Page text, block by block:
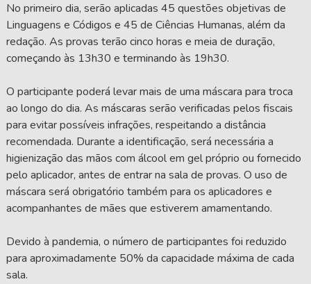
No primeiro dia, serão aplicadas 45 questões objetivas de
Linguagens e Códigos e 45 de Ciências Humanas, além da
redação. As provas terão cinco horas e meia de duração,
começando às 13h30 e terminando às 19h30.
O participante poderá levar mais de uma máscara para troca
ao longo do dia. As máscaras serão verificadas pelos fiscais
para evitar possíveis infrações, respeitando a distância
recomendada. Durante a identificação, será necessária a
higienização das mãos com álcool em gel próprio ou fornecido
pelo aplicador, antes de entrar na sala de provas. O uso de
máscara será obrigatório também para os aplicadores e
acompanhantes de mães que estiverem amamentando.
Devido à pandemia, o número de participantes foi reduzido
para aproximadamente 50% da capacidade máxima de cada
sala.